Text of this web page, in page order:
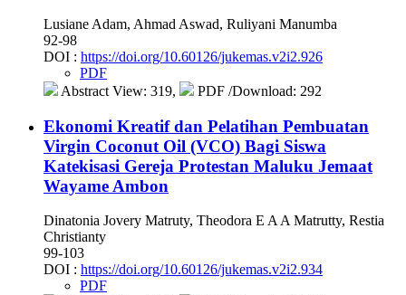
Lusiane Adam, Ahmad Aswad, Ruliyani Manumba
92-98
DOI : https://doi.org/10.60126/jukemas.v2i2.926
PDF
Abstract View: 319,
PDF /Download: 292
Ekonomi Kreatif dan Pelatihan Pembuatan
Virgin Coconut Oil (VCO) Bagi Siswa
Katekisasi Gereja Protestan Maluku Jemaat
Wayame Ambon
Dinatonia Jovery Matruty, Theodora E A A Matrutty, Restia
Christianty
99-103
DOI : https://doi.org/10.60126/jukemas.v2i2.934
PDF